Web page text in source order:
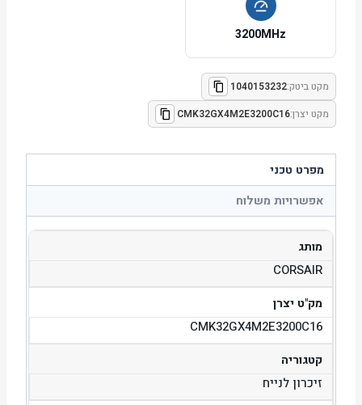
3200MHz
מקט ביטק:1040153232
מקט יצרן:CMK32GX4M2E3200C16
מפרט טכני
אפשרויות משלוח
מותג
CORSAIR
מק"ט יצרן
CMK32GX4M2E3200C16
קטגוריה
זיכרון לנייח